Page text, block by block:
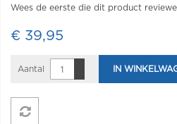
Wees de eerste die dit product
€ 39,95
Aantal IN